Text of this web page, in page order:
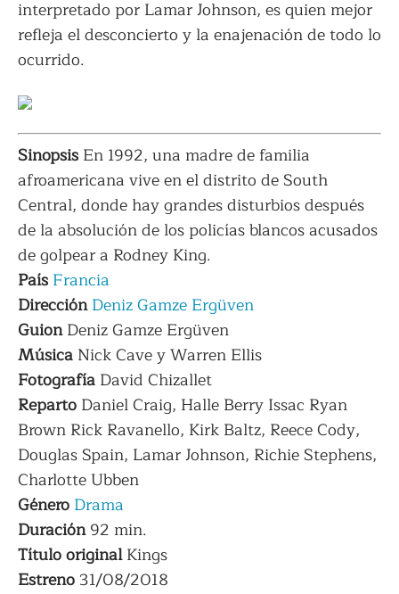
interpretado por Lamar Johnson, es quien mejor
refleja el desconcierto y la enajenación de todo lo
ocurrido.
Sinopsis En 1992, una madre de familia
afroamericana vive en el distrito de South
Central, donde hay grandes disturbios después
de la absolución de los policías blancos acusados
​​de golpear a Rodney King.
País Francia
Dirección Deniz Gamze Ergüven
GuionDeniz Gamze Ergüven
Música Nick Cave y Warren Ellis
Fotografía David Chizallet
Reparto Daniel Craig, Halle Berry Issac Ryan
Brown Rick Ravanello, Kirk Baltz, Reece Cody,
Douglas Spain, Lamar Johnson, Richie Stephens,
Charlotte Ubben
Género Drama
Duración92 min.
TítulooriginalKings
Estreno 31/08/2018